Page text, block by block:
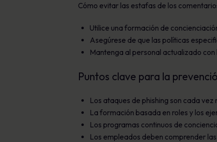
Cómo evitar las estafas de los
Utilice una formación de
Asegúrese de que las políticas
Mantenga al personal actualizado
Puntos clave para la
Los ataques de phishing son cada
La formación basada en roles y los
Los programas continuos de
Los empleados deben comprender